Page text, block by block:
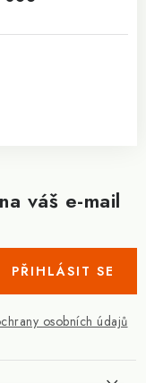
váš e-mail
osobních údajů
PŘIHLÁSIT SE